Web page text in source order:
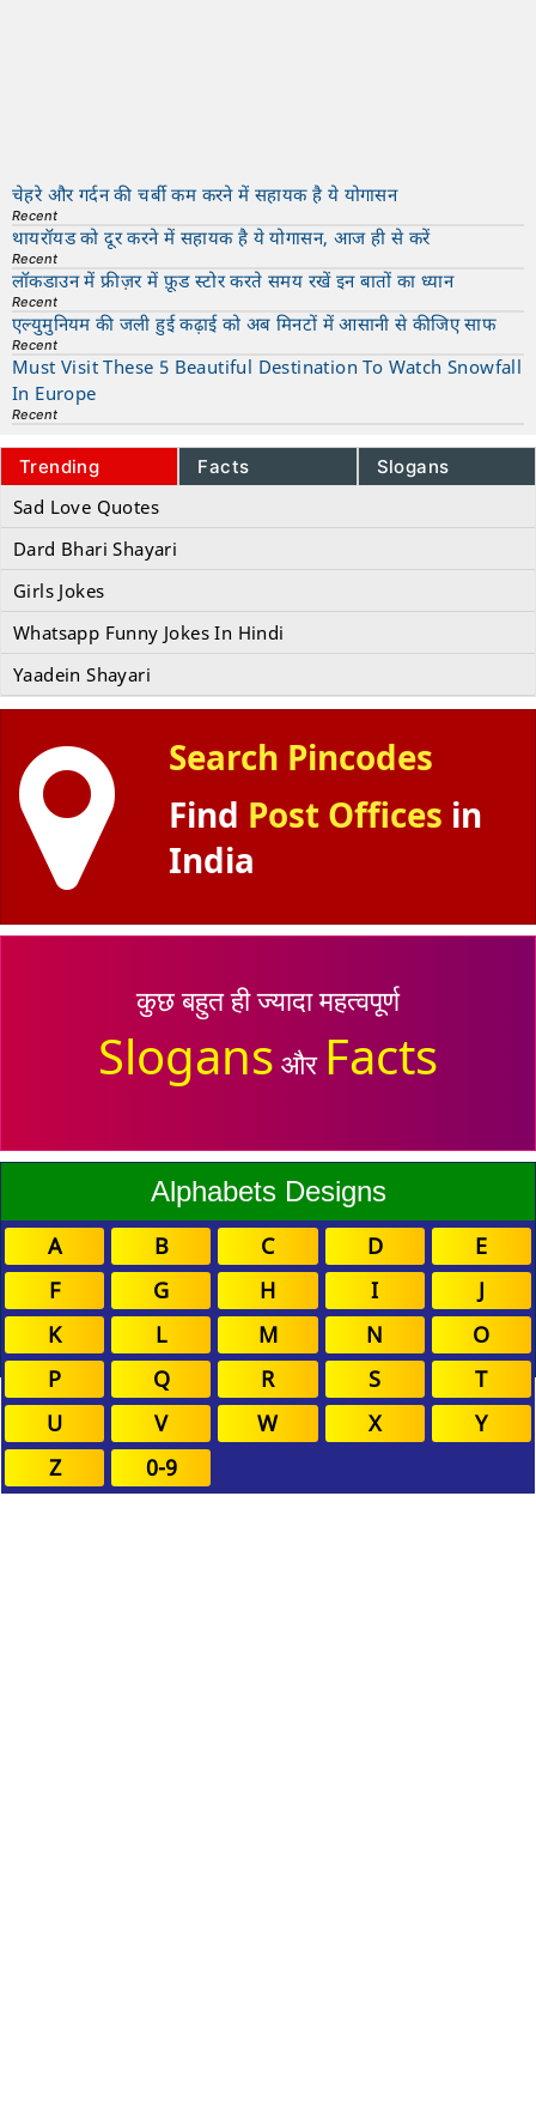
चेहरे और गर्दन की चर्बी कम करने में सहायक है ये योगासन
Recent
थायरॉयड को दूर करने में सहायक है ये योगासन, आज ही से करें
Recent
लॉकडाउन में फ्रीज़र में फ़ूड स्टोर करते समय रखें इन बातों का ध्यान
Recent
एल्युमुनियम की जली हुई कढ़ाई को अब मिनटों में आसानी से कीजिए साफ
Recent
Must Visit These 5 Beautiful Destination To Watch Snowfall
In Europe
Recent
Trending Facts Slogans
Sad Love Quotes
Dard Bhari Shayari
Girls Jokes
Whatsapp Funny Jokes In Hindi
Yaadein Shayari
Search Pincodes
Find Post Offices in
India
कुछ बहुत ही ज्यादा महत्वपूर्ण
Slogans और Facts
Alphabets Designs
A B C D
E
F
G H I
J
K
L M N
O
P
Q R S
T
U
V W X
Y
Z
0-9